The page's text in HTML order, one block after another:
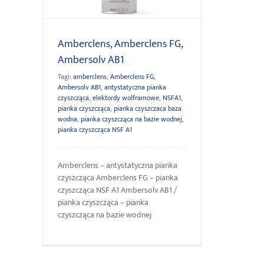
Amberclens, Amberclens FG,
Ambersolv AB1
Tagi: amberclens, Amberclens FG,
Ambersolv AB1, antystatyczna pianka
czyszcząca, elektordy wolframowe, NSFA1,
pianka czyszcząca, pianka czyszczaca baza
wodna, pianka czyszcząca na bazie wodnej,
pianka czyszcząca NSF A1
Amberclens – antystatyczna pianka
czyszcząca Amberclens FG – pianka
czyszcząca NSF A1 Ambersolv AB1 /
pianka czyszcząca – pianka
czyszcząca na bazie wodnej